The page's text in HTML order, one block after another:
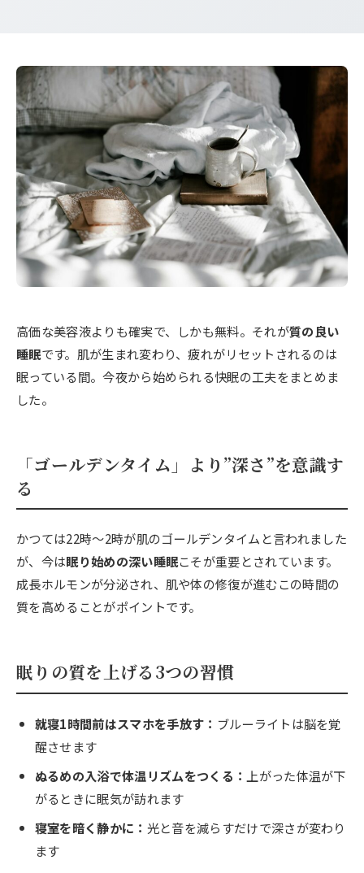
高価な美容液よりも確実で、しかも無料。それが質の良い
睡眠です。肌が生まれ変わり、疲れがリセットされるのは
眠っている間。今夜から始められる快眠の工夫をまとめま
した。
「ゴールデンタイム」より”深さ”を意識す
る
かつては22時〜2時が肌のゴールデンタイムと言われました
が、今は眠り始めの深い睡眠こそが重要とされています。
成長ホルモンが分泌され、肌や体の修復が進むこの時間の
質を高めることがポイントです。
眠りの質を上げる3つの習慣
就寝1時間前はスマホを手放す： ブルーライトは脳を覚
醒させます
ぬるめの入浴で体温リズムをつくる： 上がった体温が下
がるときに眠気が訪れます
寝室を暗く静かに： 光と音を減らすだけで深さが変わり
ます